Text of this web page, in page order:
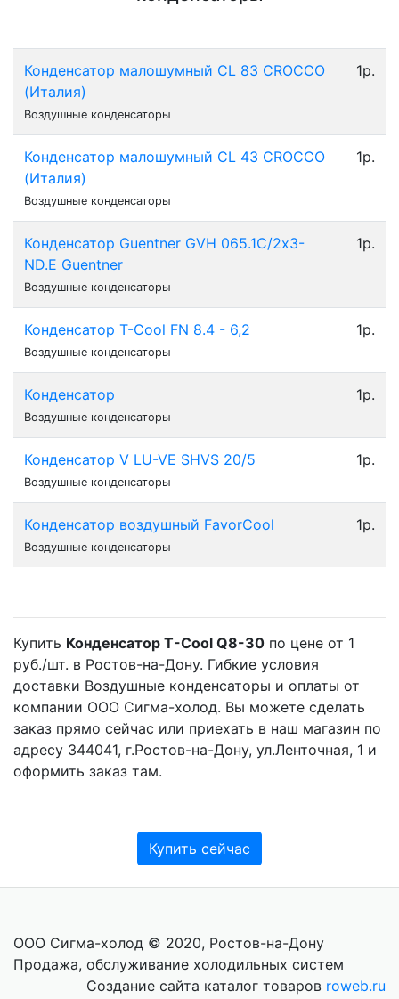
Конденсатор малошумный CL 83 CROCCO
(Италия)
Воздушные конденсаторы
1р.
Конденсатор малошумный CL 43 CROCCO
(Италия)
Воздушные конденсаторы
1р.
Конденсатор Guentner GVH 065.1C/2х3-
ND.E Guentner
Воздушные конденсаторы
1р.
Конденсатор Т-Cool FN 8.4 - 6,2
Воздушные конденсаторы
1р.
Конденсатор
Воздушные конденсаторы
1р.
Конденсатор V LU-VE SHVS 20/5
Воздушные конденсаторы
1р.
Конденсатор воздушный FavorCool
Воздушные конденсаторы
1р.
Купить Конденсатор Т-Cool Q8-30 по цене от 1
руб./шт. в Ростов-на-Дону. Гибкие условия
доставки Воздушные конденсаторы и оплаты от
компании ООО Сигма-холод. Вы можете сделать
заказ прямо сейчас или приехать в наш магазин по
адресу 344041, г.Ростов-на-Дону, ул.Ленточная, 1 и
оформить заказ там.
Купить сейчас
ООО Сигма-холод © 2020, Ростов-на-Дону
Продажа, обслуживание холодильных систем
Создание сайта каталог товаров roweb.ru